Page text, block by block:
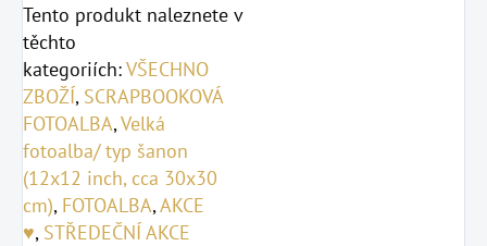
Tento produkt naleznete v
těchto
kategoriích:VŠECHNO
ZBOŽÍ, SCRAPBOOKOVÁ
FOTOALBA,Velká
fotoalba/ typ šanon
(12x12 inch, cca 30x30
cm), FOTOALBA,AKCE
♥, STŘEDEČNÍ AKCE